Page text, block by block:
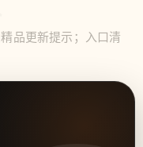
品更新提示；入口清